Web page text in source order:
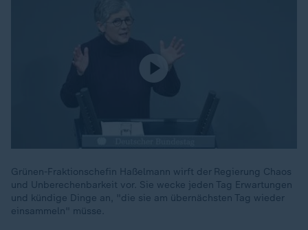
Grünen-Fraktionschefin Haßelmann wirft der Regierung Chaos
und Unberechenbarkeit vor. Sie wecke jeden Tag Erwartungen
und kündige Dinge an, "die sie am übernächsten Tag wieder
einsammeln" müsse.